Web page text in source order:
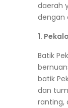
daerah
dengan
1.
Batik
batik
dan
ranting,